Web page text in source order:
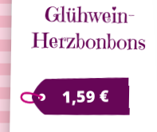
Glühwein-
Herzbonbons
1,59€